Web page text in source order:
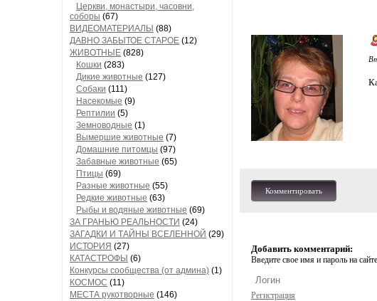
Церкви, монастыри, часовни,
соборы (67)
ВИДЕОМАТЕРИАЛЫ (88)
ДАВНО ЗАБЫТОЕ СТАРОЕ (12)
ЖИВОТНЫЕ (828)
Кошки (283)
Дикие животные (127)
Собаки (111)
Насекомые (9)
Рептилии (5)
Земноводные (1)
Вымершие животные (7)
Домашние питомцы (97)
Забавные животные (65)
Птицы (69)
Разные животные (55)
Редкие животные (63)
Рыбы и водяные животные (69)
ЗА ГРАНЬЮ РЕАЛЬНОСТИ (24)
ЗАГАДКИ И ТАЙНЫ ВСЕЛЕННОЙ (29)
ИСТОРИЯ (27)
КАТАСТРОФЫ (6)
Конкурсы сообщества (от админа) (1)
КОСМОС (11)
МЕСТА рукотворные (146)
Комментировать
Добавить комментарий:
Введите свое имя и пароль на
Регистрация